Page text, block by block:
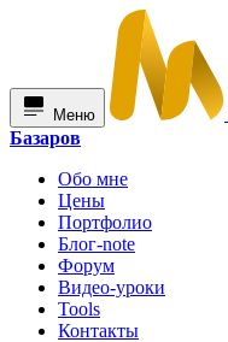
Меню
Базаров
Обо мне
Цены
Портфолио
Блог-note
Форум
Видео-уроки
Tools
Контакты